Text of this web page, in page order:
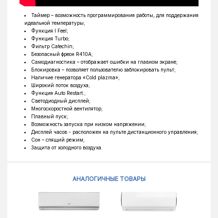
Высота внутреннего блока, мм 250
Глубина внутреннего блока, мм
Тип фреона
Обогрев до °C
Ширина наружного блока, мм
Высота наружного блока, мм
Глубина наружного блока, мм
Таймер – возможность программирования работы, для поддержания
идеальной температуры;
Функция I Feel;
Функция Turbo;
Фильтр Catechin;
Безопасный фреон R410A;
Самодиагностика – отображает ошибки на главном экране;
Блокировка – позволяет пользователю заблокировать пульт;
Наличие генератора «Cold plazma»;
Широкий поток воздуха;
Функция Auto Restart.;
Светодиодный дисплей;
Многоскоростной вентилятор;
Плавный пуск;
Возможность запуска при низком напряжении;
Дисплей часов - расположен на пульте дистанционного управления;
Сон – спящий режим;
Защита от холодного воздуха.
АНАЛОГИЧНЫЕ ТОВАРЫ